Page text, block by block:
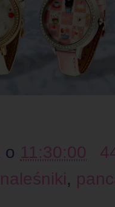
o 11:30:00
naleśniki,